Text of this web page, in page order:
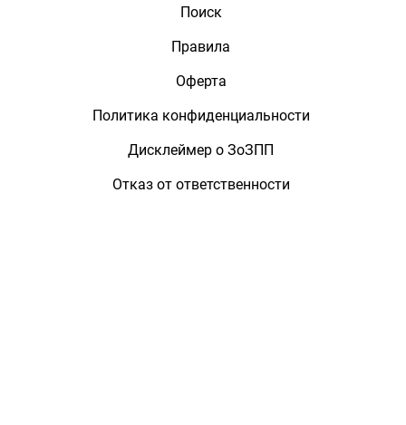
Поиск
Правила
Оферта
Политика конфиденциальности
Дисклеймер о ЗоЗПП
Отказ от ответственности